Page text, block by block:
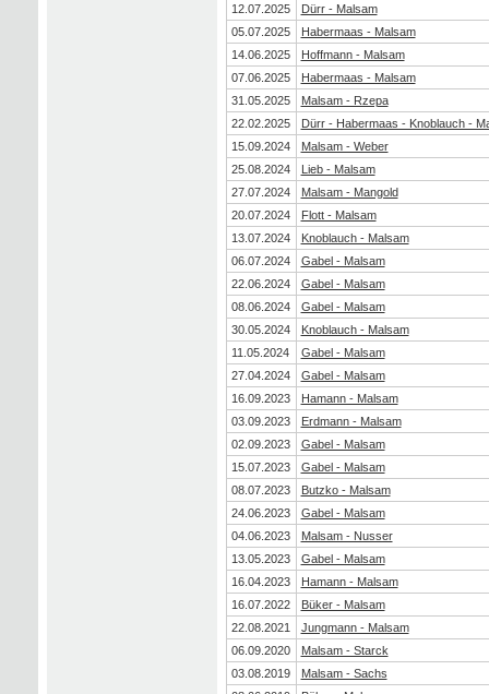
12.07.2025
Dürr - Malsam
05.07.2025
Habermaas - Malsam
14.06.2025
Hoffmann - Malsam
07.06.2025
Habermaas - Malsam
31.05.2025
Malsam - Rzepa
22.02.2025
Dürr - Habermaas - Knoblauch -
15.09.2024
Malsam - Weber
25.08.2024
Lieb - Malsam
27.07.2024
Malsam - Mangold
20.07.2024
Flott - Malsam
13.07.2024
Knoblauch - Malsam
06.07.2024
Gabel - Malsam
22.06.2024
Gabel - Malsam
08.06.2024
Gabel - Malsam
30.05.2024
Knoblauch - Malsam
11.05.2024
Gabel - Malsam
27.04.2024
Gabel - Malsam
16.09.2023
Hamann - Malsam
03.09.2023
Erdmann - Malsam
02.09.2023
Gabel - Malsam
15.07.2023
Gabel - Malsam
08.07.2023
Butzko - Malsam
24.06.2023
Gabel - Malsam
04.06.2023
Malsam - Nusser
13.05.2023
Gabel - Malsam
16.04.2023
Hamann - Malsam
16.07.2022
Büker - Malsam
22.08.2021
Jungmann - Malsam
06.09.2020
Malsam - Starck
03.08.2019
Malsam - Sachs